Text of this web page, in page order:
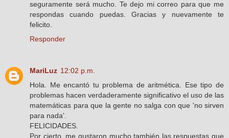
seguramente será mucho. Te dejo mi correo para que me
respondas cuando puedas. Gracias y nuevamente te
felicito.
Responder
MariLuz 12:02 p.m.
Hola. Me encantó tu problema de aritmética. Ese tipo de
problemas hacen verdaderamente significativo el uso de las
matemáticas para que la gente no salga con que 'no sirven
para nada'.
FELICIDADES.
Por cierto, me gustaron mucho también las respuestas que